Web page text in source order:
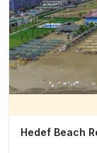
Hedef Beach